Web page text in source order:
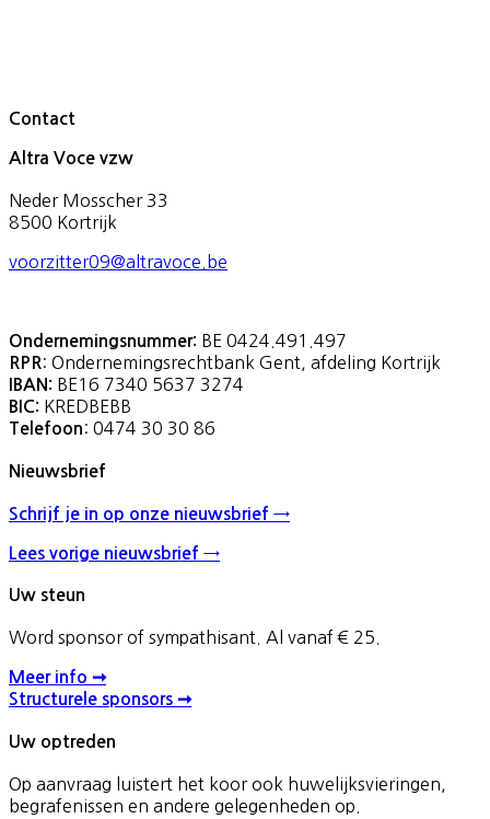
Contact
Altra Voce vzw
Neder Mosscher 33
8500 Kortrijk
voorzitter09@altravoce.be
Ondernemingsnummer: BE 0424.491.497
RPR: Ondernemingsrechtbank Gent, afdeling Kortrijk
IBAN: BE16 7340 5637 3274
BIC: KREDBEBB
Telefoon : 0474 30 30 86
Nieuwsbrief
Schrijf je in op onze nieuwsbrief →
Lees vorige nieuwsbrief →
Uw steun
Word sponsor of sympathisant. Al vanaf € 25.
Meer info ➞
Structurele sponsors ➞
Uw optreden
Op aanvraag luistert het koor ook huwelijksvieringen,
begrafenissen en andere gelegenheden op.